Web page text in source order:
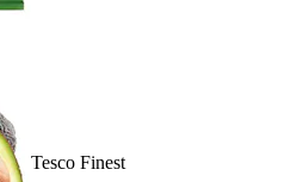
Tesco Finest